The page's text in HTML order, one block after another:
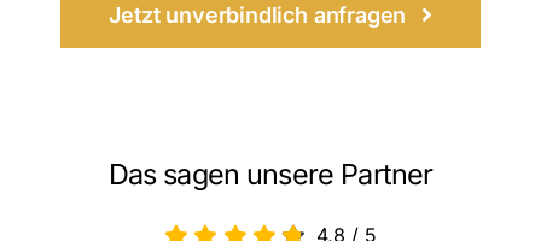
Jetzt unverbindlich anfragen
Das sagen unsere Partner
4,8 / 5